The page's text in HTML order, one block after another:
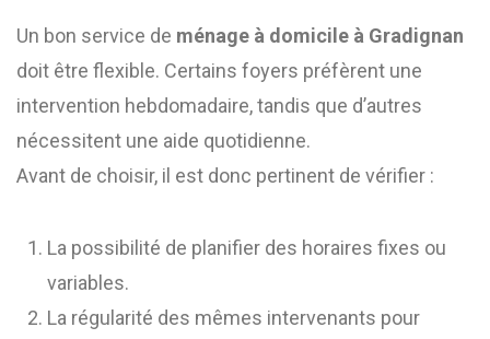
Un bon service de ménage à domicile à Gradignan
doit être flexible. Certains foyers préfèrent une
intervention hebdomadaire, tandis que d’autres
nécessitent une aide quotidienne.
Avant de choisir, il est donc pertinent de vérifier :
La possibilité de planifier des horaires fixes ou
variables.
La régularité des mêmes intervenants pour